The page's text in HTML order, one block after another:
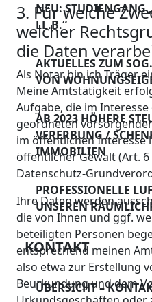
NEU: STUDIENGANG
LL.B.“
AKTUELLES ZUM
VON
AB 2023 HÖHERE
VERERBUNG /
IMMOBILIEN
PROFESSIONELLE
UNSEREN
KONTAKT
ÜBERSICHT –
3. Für welche
welcher
die Daten
Als Notar bin ich Träger
Meine Amtstätigkeit
Aufgabe, die im
geordneten
im öffentlichen Interesse
öffentlicher Gewalt (Art. 6
Datenschutz-
Ihre Daten werden
die von Ihnen und ggf.
beteiligten Personen
entsprechend meinen
also etwa zur Erstellung
Beurkundung und dem